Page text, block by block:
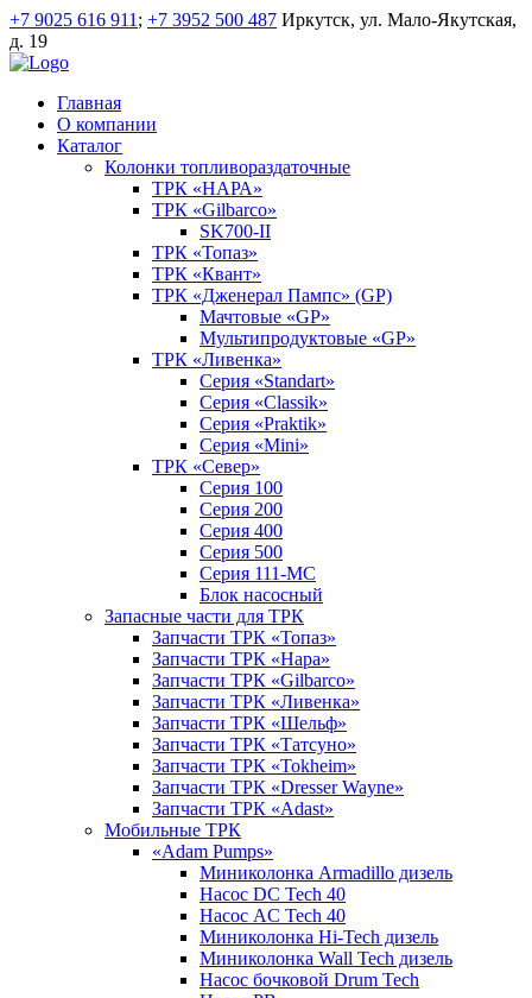
+7 9025 616 911 ; +7 3952 500 487 Иркутск, ул. Мало-Якутская,
д. 19
Главная
О компании
Каталог
Колонки топливораздаточные
ТРК «НАРА»
ТРК «Gilbarco»
SK700-II
ТРК «Топаз»
ТРК «Квант»
ТРК «Дженерал Пампс» (GP)
Мачтовые «GP»
Мультипродуктовые «GP»
ТРК «Ливенка»
Серия «Standart»
Серия «Classik»
Серия «Praktik»
Серия «Mini»
ТРК «Север»
Серия 100
Серия 200
Серия 400
Серия 500
Серия 111-МС
Блок насосный
Запасные части для ТРК
Запчасти ТРК «Топаз»
Запчасти ТРК «Нара»
Запчасти ТРК «Gilbarco»
Запчасти ТРК «Ливенка»
Запчасти ТРК «Шельф»
Запчасти ТРК «Татсуно»
Запчасти ТРК «Tokheim»
Запчасти ТРК «Dresser Wayne»
Запчасти ТРК «Adast»
Мобильные ТРК
«Adam Pumps»
Миниколонка Armadillo дизель
Насос DC Tech 40
Насос AC Tech 40
Миниколонка Hi-Tech дизель
Миниколонка Wall Tech дизель
Насос бочковой Drum Tech